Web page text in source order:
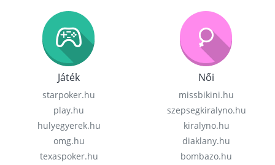
Játék
starpoker.hu
play.hu
hulyegyerek.hu
omg.hu
texaspoker.hu
Női
missbikini.hu
szepsegkiralyno.hu
kiralyno.hu
diaklany.hu
bombazo.hu